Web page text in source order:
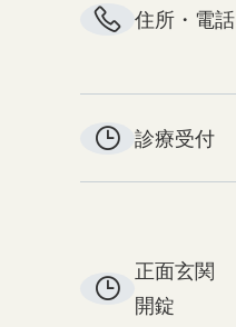
住所・電話
診療受付
正面玄関
開錠